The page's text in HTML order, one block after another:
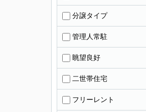
分譲タイプ
管理人常駐
眺望良好
二世帯住宅
フリーレント